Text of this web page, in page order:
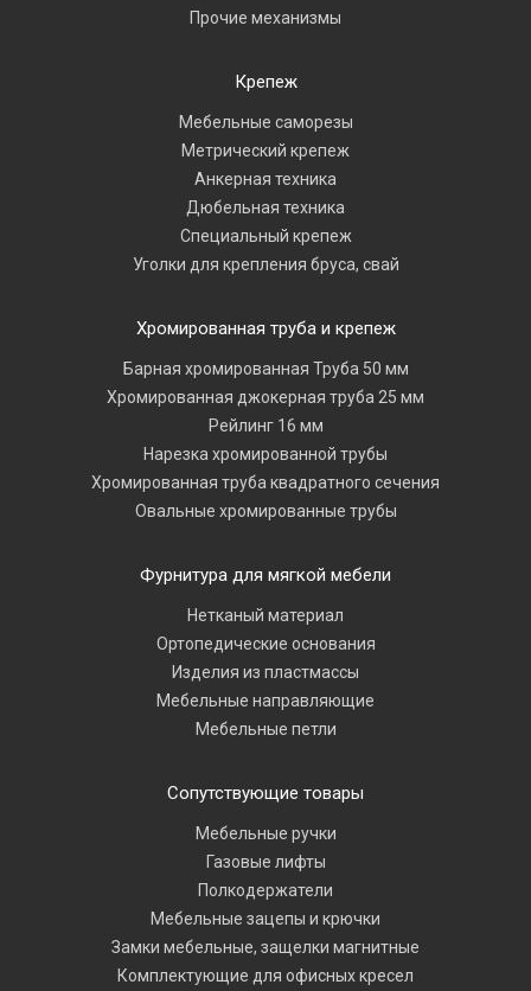
Прочие механизмы
Крепеж
Мебельные саморезы
Метрический крепеж
Анкерная техника
Дюбельная техника
Специальный крепеж
Уголки для крепления бруса, свай
Хромированная труба и крепеж
Барная хромированная Труба 50 мм
Хромированная джокерная труба 25 мм
Рейлинг 16 мм
Нарезка хромированной трубы
Хромированная труба квадратного сечения
Овальные хромированные трубы
Фурнитура для мягкой мебели
Нетканый материал
Ортопедические основания
Изделия из пластмассы
Мебельные направляющие
Мебельные петли
Сопутствующие товары
Мебельные ручки
Газовые лифты
Полкодержатели
Мебельные зацепы и крючки
Замки мебельные, защелки магнитные
Комплектующие для офисных кресел